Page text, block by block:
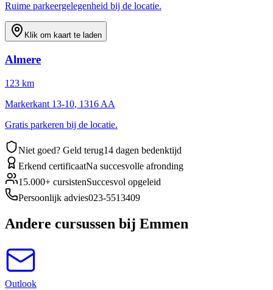
Ruime parkeergelegenheid bij de locatie.
Klik om kaart te laden
Almere
123 km
Markerkant 13-10, 1316 AA
Gratis parkeren bij de locatie.
Niet goed? Geld terug14 dagen bedenktijd
Erkend certificaatNa succesvolle afronding
15.000+ cursistenSuccesvol opgeleid
Persoonlijk advies023-5513409
Andere cursussen bij Emmen
Outlook